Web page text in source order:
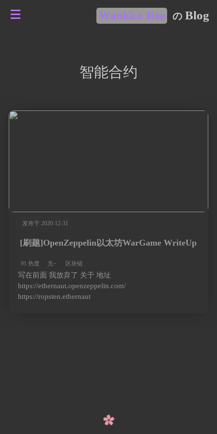
Wankko Ree の Blog
智能合约
发布于 2020-12-31
[刷题]OpenZeppelin以太坊WarGame WriteUp
91 热度 无~ 区块链
写在前面 我放弃了 关于 地址
https://ethernaut.openzeppelin.com/
https://ropsten.ethernaut